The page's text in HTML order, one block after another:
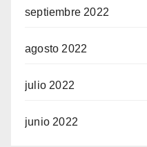
septiembre 2022
agosto 2022
julio 2022
junio 2022